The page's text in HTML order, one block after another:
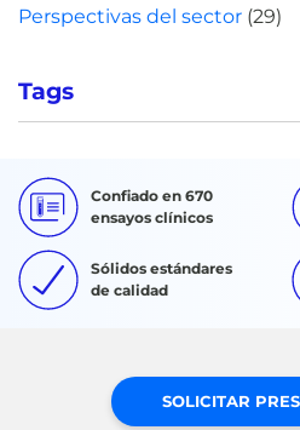
Perspectivas del sector (29)
Tags
Confiado en 670
ensayos clínicos
Sólidos estándares
de calidad
SOLICITAR